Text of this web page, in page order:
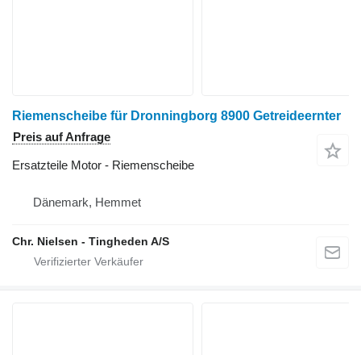
Riemenscheibe für Dronningborg 8900 Getreideernter
Preis auf Anfrage
Ersatzteile Motor - Riemenscheibe
Dänemark, Hemmet
Chr. Nielsen - Tingheden A/S